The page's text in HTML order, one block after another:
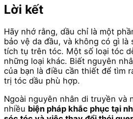
Lời kết
Hãy nhớ rằng, dầu chỉ là một
bảo vệ da đầu, và không có gì là
tích tụ trên tóc. Một số loại tóc
những loại khác. Biết nguyên
của bạn là điều cần thiết để tìm
trị tóc dầu phù hợp.
Ngoài nguyên nhân di truyền và
nhiều biện pháp khắc phục tại